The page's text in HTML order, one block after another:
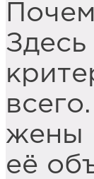
жены
её